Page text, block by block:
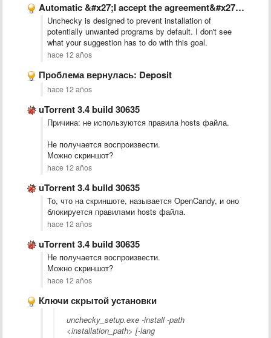
Automatic &#x27;I accept the agreement&#x27; feature
Unchecky is designed to prevent installation of
potentially unwanted programs by default. I don't see
what your suggestion has to do with this goal.
hace 12 años
Проблема вернулась: Deposit
hace 12 años
uTorrent 3.4 build 30635
Причина: не используются правила hosts файла.
Не получается воспроизвести.
Можно скриншот?
hace 12 años
uTorrent 3.4 build 30635
То, что на скриншоте, называется OpenCandy, и оно
блокируется правилами hosts файла.
hace 12 años
uTorrent 3.4 build 30635
Не получается воспроизвести.
Можно скриншот?
hace 12 años
Ключи скрытой установки
unchecky_setup.exe -install -path
<installation_path> [-lang